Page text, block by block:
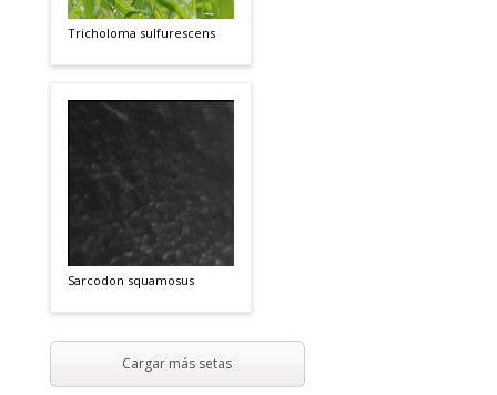
Tricholoma sulfurescens
Sarcodon squamosus
Cargar más setas